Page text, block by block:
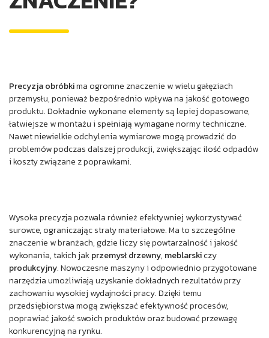
Precyzja obróbkima ogromne znaczenie w wielu gałęziach
przemysłu, ponieważ bezpośrednio wpływa na jakość gotowego
produktu. Dokładnie wykonane elementy są lepiej dopasowane,
łatwiejsze w montażu i spełniają wymagane normy techniczne.
Nawet niewielkie odchylenia wymiarowe mogą prowadzić do
problemów podczas dalszej produkcji, zwiększając ilość odpadów
i koszty związane z poprawkami.
Wysoka precyzja pozwala również efektywniej wykorzystywać
surowce, ograniczając straty materiałowe. Ma to szczególne
znaczenie w branżach, gdzie liczy się powtarzalność i jakość
wykonania, takich jakprzemysł drzewny, meblarskiczy
produkcyjny. Nowoczesne maszyny i odpowiednio przygotowane
narzędzia umożliwiają uzyskanie dokładnych rezultatów przy
zachowaniu wysokiej wydajności pracy. Dzięki temu
przedsiębiorstwa mogą zwiększać efektywność procesów,
poprawiać jakość swoich produktów oraz budować przewagę
konkurencyjną na rynku.